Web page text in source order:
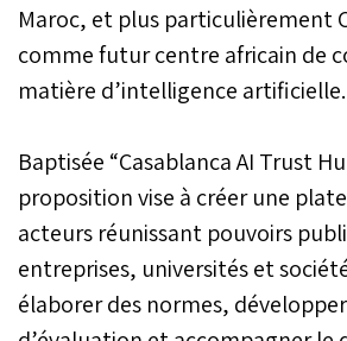
Maroc, et plus particulièrement
comme futur centre africain de
matière d’intelligence artificielle.
Baptisée “Casablanca AI Trust
proposition vise à créer une
acteurs réunissant pouvoirs
entreprises, universités et
élaborer des normes,